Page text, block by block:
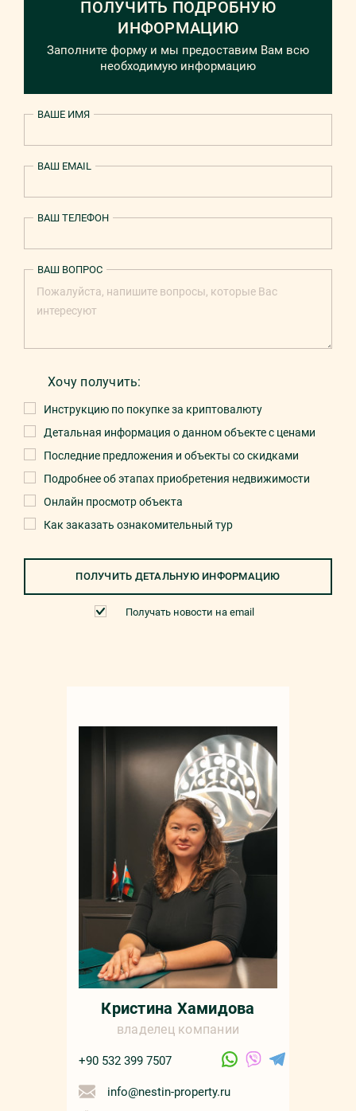
ПОЛУЧИТЬ ПОДРОБНУЮ
ИНФОРМАЦИЮ
Заполните форму и мы предоставим Вам всю
необходимую информацию
ВАШЕ ИМЯ
ВАШ EMAIL
ВАШ ТЕЛЕФОН
Хочу получить:
Инструкцию по покупке за криптовалюту
Детальная информация о данном объекте с ценами
Последние предложения и объекты со скидками
Подробнее об этапах приобретения недвижимости
Онлайн просмотр объекта
Как заказать ознакомительный тур
ВАШ ВОПРОС
ПОЛУЧИТЬ ДЕТАЛЬНУЮ ИНФОРМАЦИЮ
Получать новости на email
Кристина Хамидова
владелец компании
+90 532 399 7507
info@nestin-property.ru